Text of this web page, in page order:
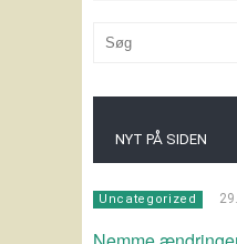
NYT PÅ SIDEN
Uncategorized